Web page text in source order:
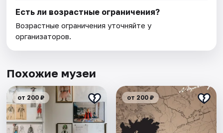
Есть ли возрастные ограничения?
Возрастные ограничения уточняйте у
организаторов.
Похожие музеи
от 200 ₽ от 200 ₽